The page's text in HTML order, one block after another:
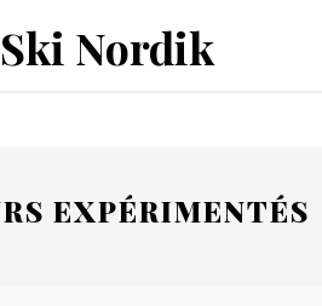
Ski Nordik
EXPÉRIMENTÉS